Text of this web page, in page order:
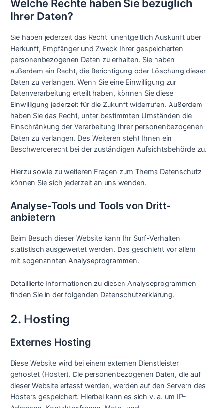
Welche Rechte haben Sie bezüglich
Ihrer Daten?
Sie haben jederzeit das Recht, unentgeltlich Auskunft über
Herkunft, Empfänger und Zweck Ihrer gespeicherten
personenbezogenen Daten zu erhalten. Sie haben
außerdem ein Recht, die Berichtigung oder Löschung dieser
Daten zu verlangen. Wenn Sie eine Einwilligung zur
Datenverarbeitung erteilt haben, können Sie diese
Einwilligung jederzeit für die Zukunft widerrufen. Außerdem
haben Sie das Recht, unter bestimmten Umständen die
Einschränkung der Verarbeitung Ihrer personenbezogenen
Daten zu verlangen. Des Weiteren steht Ihnen ein
Beschwerderecht bei der zuständigen Aufsichtsbehörde zu.
Hierzu sowie zu weiteren Fragen zum Thema Datenschutz
können Sie sich jederzeit an uns wenden.
Analyse-Tools und Tools von Dritt­
anbietern
Beim Besuch dieser Website kann Ihr Surf-Verhalten
statistisch ausgewertet werden. Das geschieht vor allem
mit sogenannten Analyseprogrammen.
Detaillierte Informationen zu diesen Analyseprogrammen
finden Sie in der folgenden Datenschutzerklärung.
2. Hosting
Externes Hosting
Diese Website wird bei einem externen Dienstleister
gehostet (Hoster). Die personenbezogenen Daten, die auf
dieser Website erfasst werden, werden auf den Servern des
Hosters gespeichert. Hierbei kann es sich v. a. um IP-